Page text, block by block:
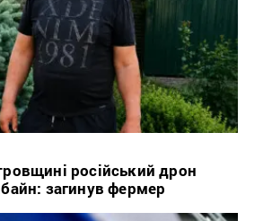
російський дрон
загинув фермер